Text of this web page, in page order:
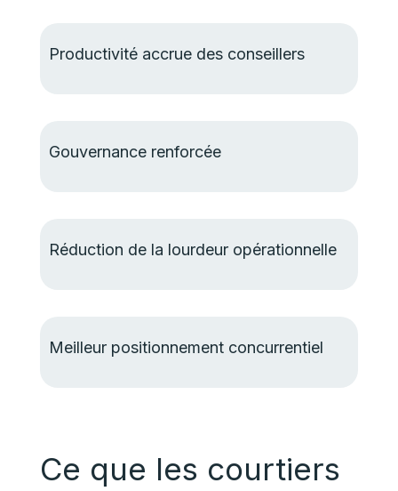
Productivité accrue des conseillers
Gouvernance renforcée
Réduction de la lourdeur opérationnelle
Meilleur positionnement concurrentiel
Ce que les courtiers